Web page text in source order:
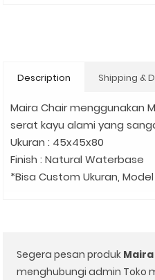
Description Shipping &
Maira Chair menggunakan
serat kayu alami yang
Ukuran : 45x45x80
Finish : Natural Waterbase
*Bisa Custom Ukuran,
Segera pesan produk
menghubungi admin Toko